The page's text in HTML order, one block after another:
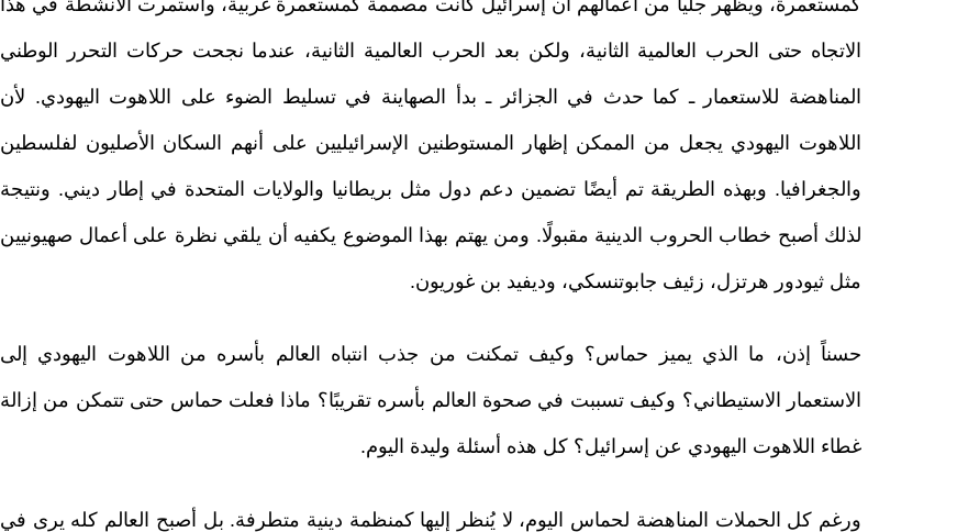
كمستعمرة، ويظهر جلياً من أعمالهم أن إسرائيل كانت مصممة كمستعمرة غربية، واستمرت الأنشطة في هذا
الاتجاه حتى الحرب العالمية الثانية، ولكن بعد الحرب العالمية الثانية، عندما نجحت حركات التحرر الوطني
المناهضة للاستعمار ـ كما حدث في الجزائر ـ بدأ الصهاينة في تسليط الضوء على اللاهوت اليهودي. لأن
اللاهوت اليهودي يجعل من الممكن إظهار المستوطنين الإسرائيليين على أنهم السكان الأصليون لفلسطين
والجغرافيا. وبهذه الطريقة تم أيضًا تضمين دعم دول مثل بريطانيا والولايات المتحدة في إطار ديني. ونتيجة
لذلك أصبح خطاب الحروب الدينية مقبولًا. ومن يهتم بهذا الموضوع يكفيه أن يلقي نظرة على أعمال صهيونيين
مثل ثيودور هرتزل، زئيف جابوتنسكي، وديفيد بن غوريون.
حسناً إذن، ما الذي يميز حماس؟ وكيف تمكنت من جذب انتباه العالم بأسره من اللاهوت اليهودي إلى
الاستعمار الاستيطاني؟ وكيف تسببت في صحوة العالم بأسره تقريبًا؟ ماذا فعلت حماس حتى تتمكن من إزالة
غطاء اللاهوت اليهودي عن إسرائيل؟ كل هذه أسئلة وليدة اليوم.
ورغم كل الحملات المناهضة لحماس اليوم، لا يُنظر إليها كمنظمة دينية متطرفة. بل أصبح العالم كله يرى في